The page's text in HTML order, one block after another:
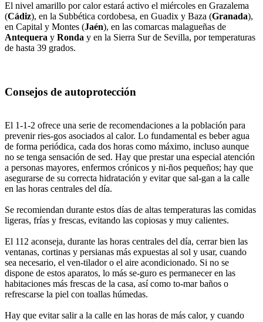
El nivel amarillo por calor estará activo el miércoles en Grazalema
(Cádiz), en la Subbética cordobesa, en Guadix y Baza (Granada),
en Capital y Montes (Jaén), en las comarcas malagueñas de
Antequera y Ronda y en la Sierra Sur de Sevilla, por temperaturas
de hasta 39 grados.
Consejos de autoprotección
El 1-1-2 ofrece una serie de recomendaciones a la población para
prevenir ries-gos asociados al calor. Lo fundamental es beber agua
de forma periódica, cada dos horas como máximo, incluso aunque
no se tenga sensación de sed. Hay que prestar una especial atención
a personas mayores, enfermos crónicos y ni-ños pequeños; hay que
asegurarse de su correcta hidratación y evitar que sal-gan a la calle
en las horas centrales del día.
Se recomiendan durante estos días de altas temperaturas las comidas
ligeras, frías y frescas, evitando las copiosas y muy calientes.
El 112 aconseja, durante las horas centrales del día, cerrar bien las
ventanas, cortinas y persianas más expuestas al sol y usar, cuando
sea necesario, el ven-tilador o el aire acondicionado. Si no se
dispone de estos aparatos, lo más se-guro es permanecer en las
habitaciones más frescas de la casa, así como to-mar baños o
refrescarse la piel con toallas húmedas.
Hay que evitar salir a la calle en las horas de más calor, y cuando